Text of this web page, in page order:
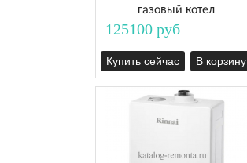
газовый котел
125100 руб
Купить сейчас В корзину